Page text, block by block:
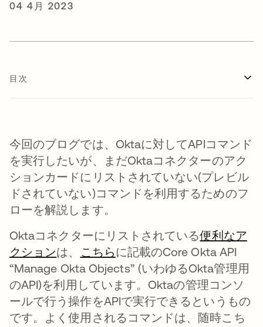
04 4月 2023
目次
今回のブログでは、Oktaに対してAPIコマンド
を実行したいが、まだOktaコネクターのアク
ションカードにリストされていない(プレビル
ドされていない)コマンドを利用するためのフ
ローを解説します。
Oktaコネクターにリストされている便利なア
クション新しいタブで開く
は、 こちら 新しいタブで開く
に記載のCore Okta API
“Manage Okta Objects” (いわゆるOkta管理用
のAPI)を利用しています。Oktaの管理コンソ
ールで行う操作をAPIで実行できるというもの
です。よく使用されるコマンドは、随時こち